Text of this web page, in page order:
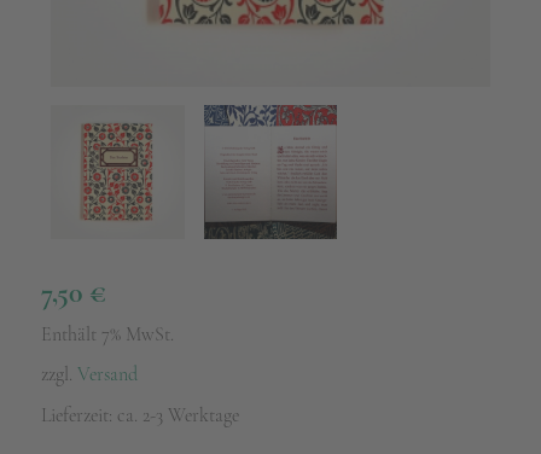
7,50 €
Enthält 7% MwSt.
zzgl. Versand
Lieferzeit: ca. 2-3 Werktage